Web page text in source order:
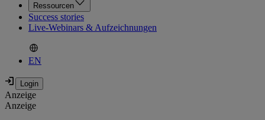
Ressourcen
Success stories
Live-Webinars & Aufzeichnungen
EN
Anzeige
Anzeige